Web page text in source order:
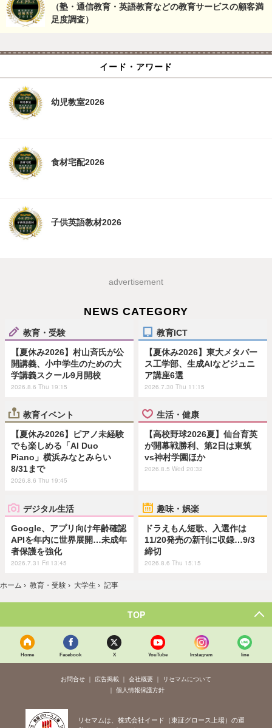
（塾・通信教育・英語教育などの教育サービスの顧客満
足度調査）
イード・アワード
幼児教室2026
食材宅配2026
子供英語教材2026
advertisement
NEWS CATEGORY
教育・受験
【夏休み2026】村山斉氏が公
開講義、小中学生のための大
学講義スクール9月開校
2026.8.6 Thu 19:15
教育ICT
【夏休み2026】東大メタバー
ス工学部、生成AIなどジュニ
ア講座6選
2026.7.30 Thu 11:15
教育イベント
【夏休み2026】ピアノ未経験
でも楽しめる「AI Duo
Piano」横浜みなとみらい
8/31まで
2026.8.6 Thu 19:45
生活・健康
【高校野球2026夏】仙台育英
が開幕戦勝利、第2日は東筑
vs神村学園ほか
2026.8.5 Wed 20:32
デジタル生活
Google、アプリ向け年齢確認
APIを年内に世界展開…未成年
者保護を強化
2026.7.31 Fri 13:45
趣味・娯楽
ドラえもん短歌、入選作は
11/20発売の新刊に収録…9/3
締切
2026.8.6 Thu 15:15
ホーム › 教育・受験 › 大学生 › 記事
TOP
Home Facebook X YouTube Instagram line
お問合せ 広告掲載 会社概要
リセマムについて
個人情報保護方針
リセマムは、株式会社イード（東証グロース上場）の運